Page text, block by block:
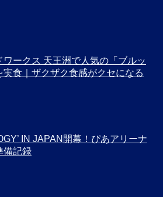
ワークス 天王洲で人気の「ブルッ
実食｜ザクザク食感がクセになる
IN JAPAN開幕！ぴあアリーナ
備記録